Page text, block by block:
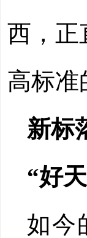
西，正
高标准
新标
“好
如今